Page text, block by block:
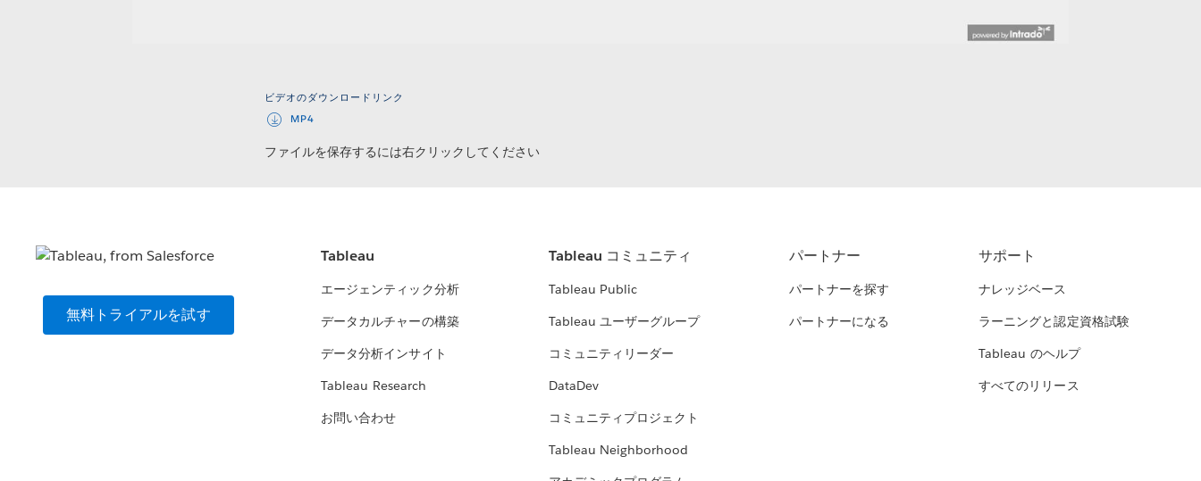
ビデオのダウンロードリンク
MP4
ファイルを保存するには右クリックしてください
無料トライアルを試す
Tableau
エージェンティック分析
データカルチャーの構築
データ分析インサイト
Tableau Research
お問い合わせ
Tableau コミュニティ
Tableau Public
Tableau ユーザーグループ
コミュニティリーダー
DataDev
コミュニティプロジェクト
Tableau Neighborhood
パートナー
パートナーを探す
パートナーになる
サポート
ナレッジベース
ラーニングと認定資格試験
Tableau のヘルプ
すべてのリリース